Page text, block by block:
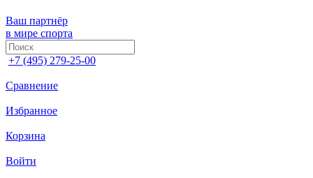
Ваш партнёр
в мире спорта
+7 (495) 279-25-00
Сравнение
Избранное
Корзина
Войти